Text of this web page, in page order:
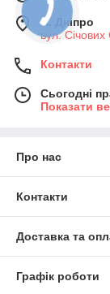
м. Дніпро
вул. Січових
Контакти
Сьогодні
Показати
Про нас
Контакти
Доставка та
Графік роботи